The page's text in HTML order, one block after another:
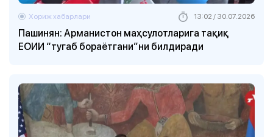
Пашинян: Арманистон маҳсулотларига тақиқ
ЕОИИ “тугаб бораётгани”ни билдиради
Хориж хабарлари 13:02 / 30.07.2026